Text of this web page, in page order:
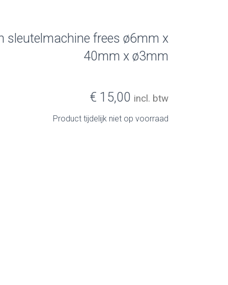
sleutelmachine frees ø6mm x
40mm x ø3mm
€ 15,00 incl. btw
Product tijdelijk niet op voorraad